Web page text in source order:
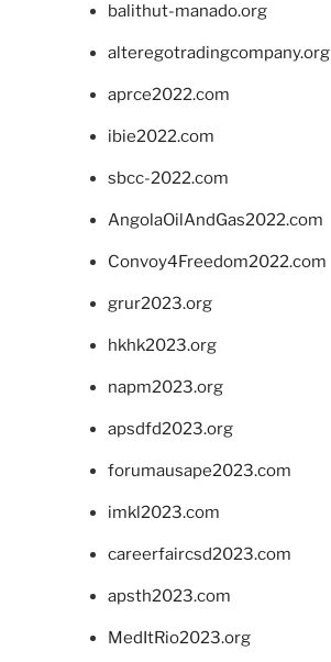
balithut-manado.org
alteregotradingcompany.org
aprce2022.com
ibie2022.com
sbcc-2022.com
AngolaOilAndGas2022.com
Convoy4Freedom2022.com
grur2023.org
hkhk2023.org
napm2023.org
apsdfd2023.org
forumausape2023.com
imkl2023.com
careerfaircsd2023.com
apsth2023.com
MedItRio2023.org